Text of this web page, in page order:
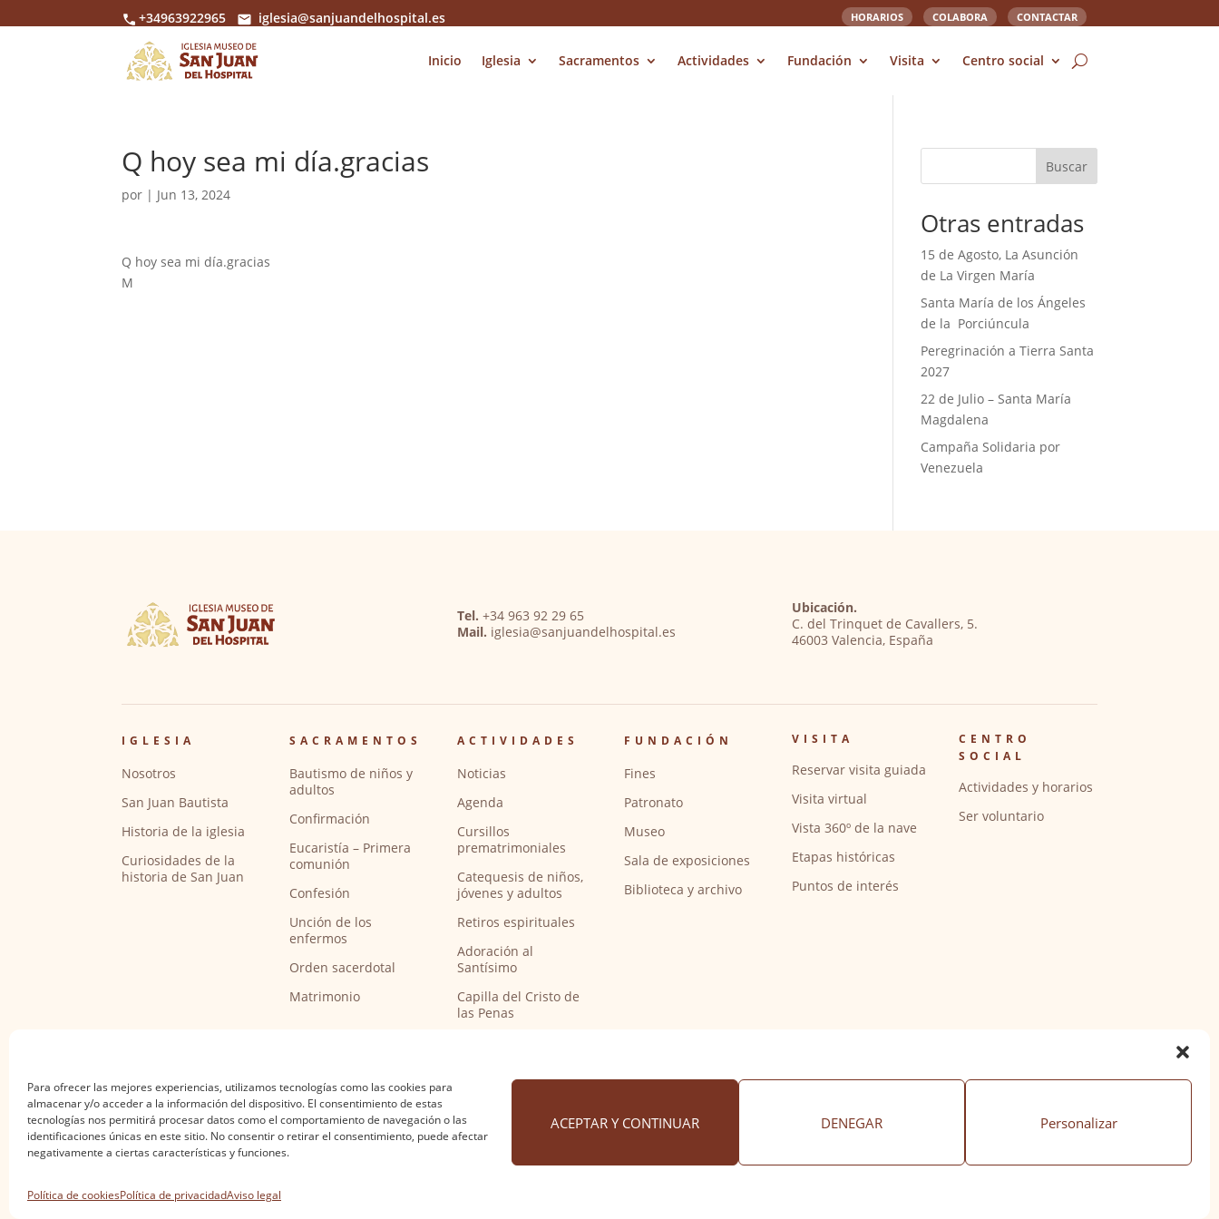
Para ofrecer las mejores experiencias, utilizamos tecnologías como las cookies para
almacenar y/o acceder a la información del dispositivo. El consentimiento de estas
tecnologías nos permitirá procesar datos como el comportamiento de navegación o las
identificaciones únicas en este sitio. No consentir o retirar el consentimiento, puede afectar
negativamente a ciertas características y funciones.
ACEPTAR Y CONTINUAR DENEGAR Personalizar
Política de cookiesPolítica de privacidadAviso legal
+34963922965 iglesia@sanjuandelhospital.es HORARIOS COLABORA CONTACTAR
Inicio Iglesia Sacramentos Actividades Fundación Visita Centro social
Q hoy sea mi día.gracias
por | Jun 13, 2024
Q hoy sea mi día.gracias
M
Buscar
Otras entradas
15 de Agosto, La Asunción
de La Virgen María
Santa María de los Ángeles
de la Porciúncula
Peregrinación a Tierra Santa
2027
22 de Julio – Santa María
Magdalena
Campaña Solidaria por
Venezuela
Tel. +34 963 92 29 65
Mail. iglesia@sanjuandelhospital.es
Ubicación.
C. del Trinquet de Cavallers, 5.
46003 Valencia, España
IGLESIA
Nosotros
San Juan Bautista
Historia de la iglesia
Curiosidades de la
historia de San Juan
SACRAMENTOS
Bautismo de niños y
adultos
Confirmación
Eucaristía – Primera
comunión
Confesión
Unción de los
enfermos
Orden sacerdotal
Matrimonio
ACTIVIDADES
Noticias
Agenda
Cursillos
prematrimoniales
Catequesis de niños,
jóvenes y adultos
Retiros espirituales
Adoración al
Santísimo
Capilla del Cristo de
las Penas
peregrinos del
FUNDACIÓN
Fines
Patronato
Museo
Sala de exposiciones
Biblioteca y archivo
VISITA
Reservar visita guiada
Visita virtual
Vista 360º de la nave
Etapas históricas
Puntos de interés
CENTRO
SOCIAL
Actividades y horarios
Ser voluntario
Aviso legal· Política de privacidad